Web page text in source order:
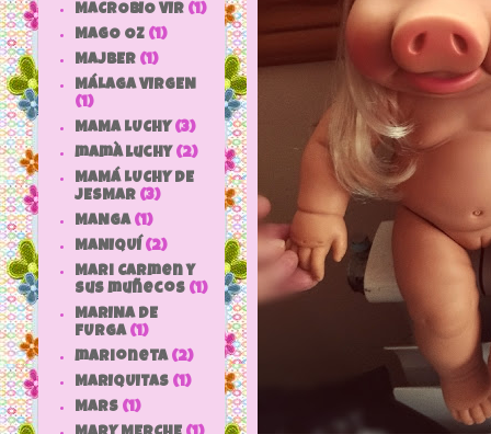
MACROBIO VIR (1)
MAGO OZ (1)
MAJBER (1)
MÁLAGA VIRGEN
(1)
MAMA LUCHY (3)
mamà luchy (2)
MAMÁ LUCHY DE
JESMAR (3)
MANGA (1)
MANIQUÍ (2)
Mari Carmen y
sus muñecos (1)
MARINA DE
FURGA (1)
marioneta (2)
MARIQUITAS (1)
MARS (1)